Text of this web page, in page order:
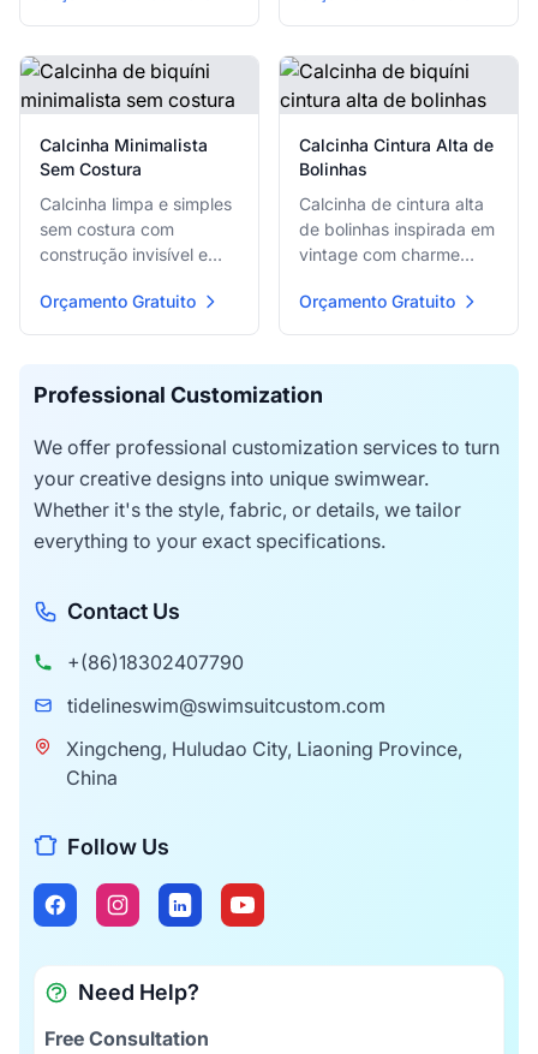
Calcinha Minimalista
Sem Costura
Calcinha limpa e simples
sem costura com
construção invisível e
Orçamento Gratuito
Calcinha Cintura Alta de
Bolinhas
Calcinha de cintura alta
de bolinhas inspirada em
vintage com charme
completa.
Orçamento Gratuito
Professional Customization
We offer professional customization services to turn
your creative designs into unique swimwear.
Whether it's the style, fabric, or details, we tailor
everything to your exact specifications.
Contact Us
+(86)18302407790
tidelineswim@swimsuitcustom.com
Xingcheng, Huludao City, Liaoning Province,
China
Follow Us
Need Help?
Free Consultation